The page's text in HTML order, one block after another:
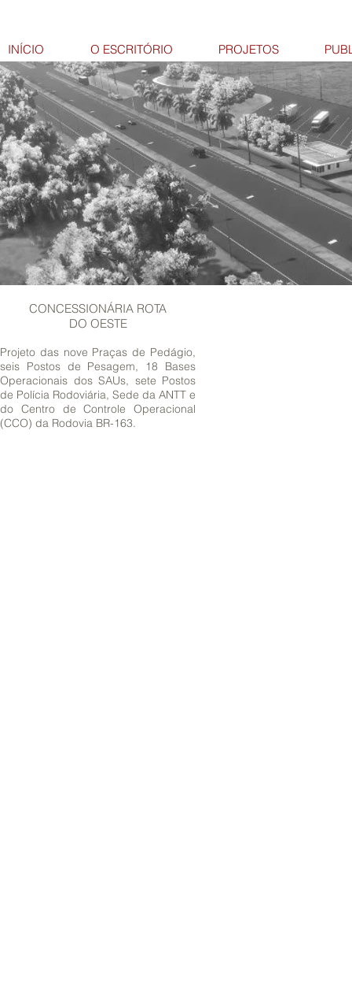
INÍCIO O ESCRITÓRIO PROJETOS
CONCESSIONÁRIA ROTA
DO OESTE
Projeto das nove Praças de Pedágio,
seis Postos de Pesagem, 18 Bases
Operacionais dos SAUs, sete Postos
de Polícia Rodoviária, Sede da ANTT e
do Centro de Controle Operacional
(CCO) da Rodovia BR-163.